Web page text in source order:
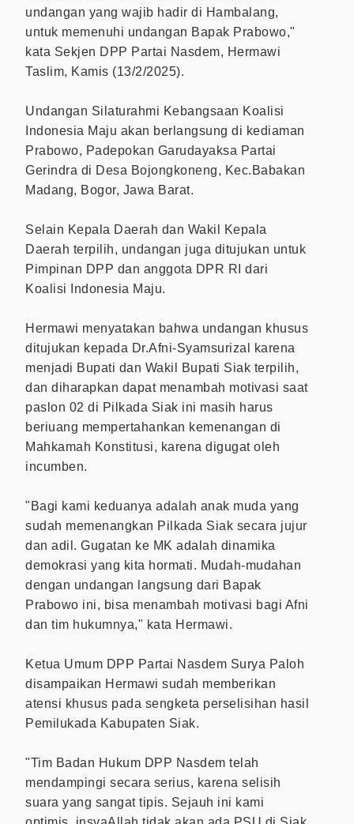
undangan yang wajib hadir di Hambalang,
untuk memenuhi undangan Bapak Prabowo,"
kata Sekjen DPP Partai Nasdem, Hermawi
Taslim, Kamis (13/2/2025).
Undangan Silaturahmi Kebangsaan Koalisi
Indonesia Maju akan berlangsung di kediaman
Prabowo, Padepokan Garudayaksa Partai
Gerindra di Desa Bojongkoneng, Kec.Babakan
Madang, Bogor, Jawa Barat.
Selain Kepala Daerah dan Wakil Kepala
Daerah terpilih, undangan juga ditujukan untuk
Pimpinan DPP dan anggota DPR RI dari
Koalisi Indonesia Maju.
Hermawi menyatakan bahwa undangan khusus
ditujukan kepada Dr.Afni-Syamsurizal karena
menjadi Bupati dan Wakil Bupati Siak terpilih,
dan diharapkan dapat menambah motivasi saat
paslon 02 di Pilkada Siak ini masih harus
beriuang mempertahankan kemenangan di
Mahkamah Konstitusi, karena digugat oleh
incumben.
"Bagi kami keduanya adalah anak muda yang
sudah memenangkan Pilkada Siak secara jujur
dan adil. Gugatan ke MK adalah dinamika
demokrasi yang kita hormati. Mudah-mudahan
dengan undangan langsung dari Bapak
Prabowo ini, bisa menambah motivasi bagi Afni
dan tim hukumnya," kata Hermawi.
Ketua Umum DPP Partai Nasdem Surya Paloh
disampaikan Hermawi sudah memberikan
atensi khusus pada sengketa perselisihan hasil
Pemilukada Kabupaten Siak.
"Tim Badan Hukum DPP Nasdem telah
mendampingi secara serius, karena selisih
suara yang sangat tipis. Sejauh ini kami